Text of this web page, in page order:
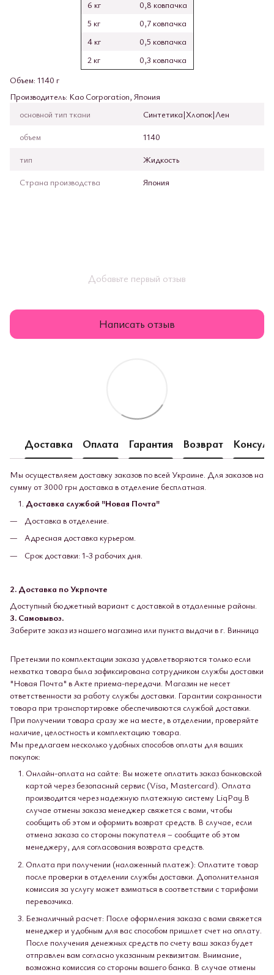
6 кг
0,8 ковпачка
5 кг
0,7 ковпачка
4 кг
0,5 ковпачка
2 кг
0,3 ковпачка
Объем: 1140 г
Производитель: Kao Corporation, Япония
основной тип ткани
Синтетика|Хлопок|Лен
объем
1140
тип
Жидкость
Страна производства
Япония
Добавьте первый отзыв
Написать отзыв
Доставка Оплата Гарантия Возврат
Мы осуществляем доставку заказов по всей Украине. Для заказов на
сумму от 3000 грн доставка в отделение бесплатная.
Доставка службой "Новая Почта"
Доставка в отделение.
Адресная доставка курьером.
Срок доставки: 1-3 рабочих дня.
2. Доставка по Укрпочте
Доступный бюджетный вариант с доставкой в ​​отдаленные районы.
3. Самовывоз.
Заберите заказ из нашего магазина или пункта выдачи в г. Винница
Претензии по комплектации заказа удовлетворяются только если
нехватка товара была зафиксирована сотрудником службы доставки
"Новая Почта" в Акте приема-передачи. Магазин не несет
ответственности за работу службы доставки. Гарантии сохранности
товара при транспортировке обеспечиваются службой доставки.
При получении товара сразу же на месте, в отделении, проверяйте
наличие, целостность и комплектацию товара.
Мы предлагаем несколько удобных способов оплаты для ваших
покупок:
Онлайн-оплата на сайте: Вы можете оплатить заказ банковской
картой через безопасный сервис (Visa, Mastercard). Оплата
производится через надежную платежную систему LiqPay.В
случае отмены заказа менеджер свяжется с вами, чтобы
сообщить об этом и оформить возврат средств. В случае, если
отмена заказа со стороны покупателя – сообщите об этом
менеджеру, для согласования возврата средств.
Оплата при получении (наложенный платеж): Оплатите товар
после проверки в отделении службы доставки. Дополнительная
комиссия за услугу может взиматься в соответствии с тарифами
перевозчика.
Безналичный расчет: После оформления заказа с вами свяжется
менеджер и удобным для вас способом пришлет счет на оплату.
После получения денежных средств по счету ваш заказ будет
отправлен вам согласно указанным реквизитам. Внимание,
возможна комиссия со стороны вашего банка. В случае отмены